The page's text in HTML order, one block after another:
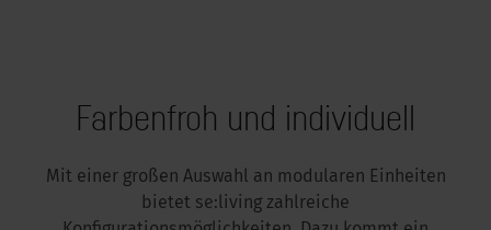
Farbenfroh und individuell
Mit einer großen Auswahl an modularen Einheiten
bietet se:living zahlreiche